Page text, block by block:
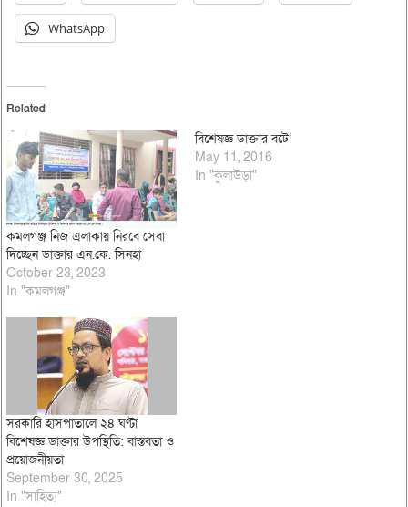
WhatsApp
Related
কমলগঞ্জ নিজ এলাকায় নিরবে সেবা
দিচ্ছেন ডাক্তার এন.কে. সিনহা
October 23, 2023
In "কমলগঞ্জ"
বিশেষজ্ঞ ডাক্তার বটে!
May 11, 2016
In "কুলাউড়া"
সরকারি হাসপাতালে ২৪ ঘণ্টা
বিশেষজ্ঞ ডাক্তার উপস্থিতি: বাস্তবতা ও
প্রয়োজনীয়তা
September 30, 2025
In "সাহিত্য"